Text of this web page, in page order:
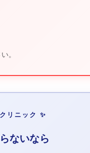
。
リニック ✨
ないなら